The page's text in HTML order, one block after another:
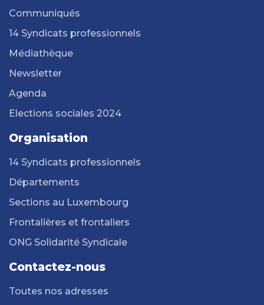
Communiqués
14 Syndicats professionnels
Médiathèque
Newsletter
Agenda
Elections sociales 2024
Organisation
14 Syndicats professionnels
Départements
Sections au Luxembourg
Frontalières et frontaliers
ONG Solidarité Syndicale
Contactez-nous
Toutes nos adresses